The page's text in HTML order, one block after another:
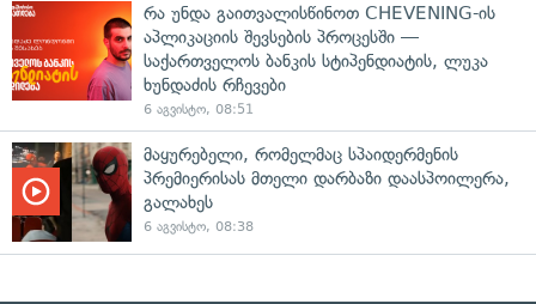
რა უნდა გაითვალისწინოთ CHEVENING-ის
აპლიკაციის შევსების პროცესში —
საქართველოს ბანკის სტიპენდიატის, ლუკა
ხუნდაძის რჩევები
6 აგვისტო, 08:51
მაყურებელი, რომელმაც სპაიდერმენის
პრემიერისას მთელი დარბაზი დაასპოილერა,
გალახეს
6 აგვისტო, 08:38